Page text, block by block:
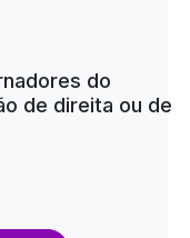
do
de direita ou de